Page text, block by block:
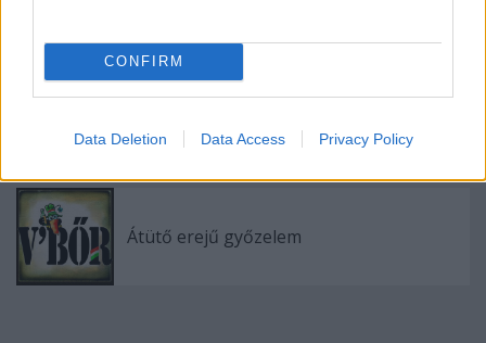
CONFIRM
Data Deletion Data Access Privacy Policy
őrületbe Kálmán Olgát
Átütő erejű győzelem